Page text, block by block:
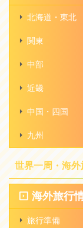
北海道・東北
関東
中部
近畿
中国・四国
九州
世界一周・海外
海外旅行
旅行準備